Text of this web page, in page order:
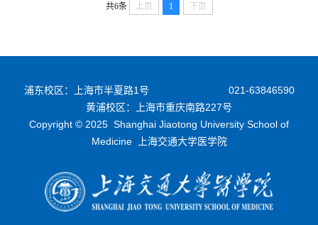
共6条 上页 1 下页
浦东校区：上海市半夏路1号 021-63846590
黄浦校区：上海市重庆南路227号
Copyright © 2025 Shanghai Jiaotong University School of
Medicine 上海交通大学医学院